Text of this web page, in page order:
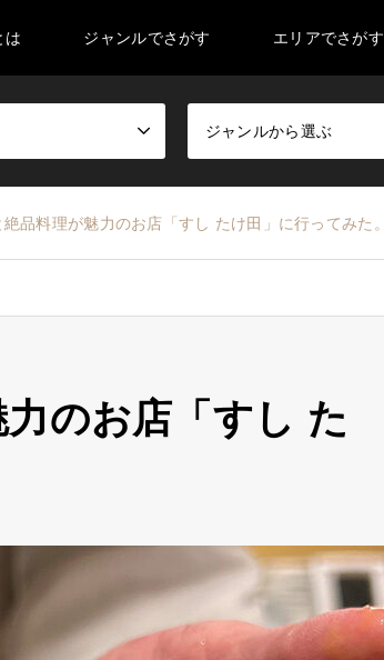
は ジャンルでさがす エリアでさがす
ジャンルから選ぶ
品料理が魅力のお店「すし たけ田」に行ってみた。
のお店「すし た